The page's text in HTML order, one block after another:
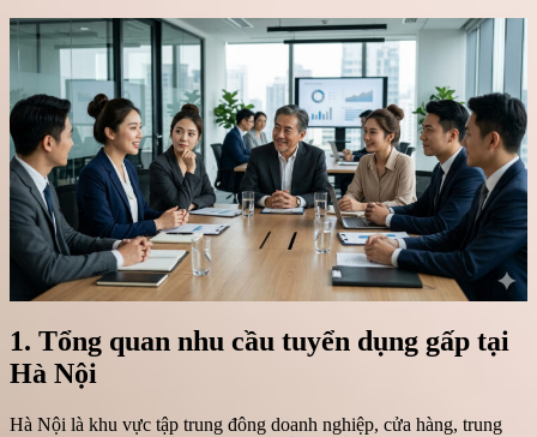
1. Tổng quan nhu cầu tuyển dụng gấp tại
Hà Nội
Hà Nội là khu vực tập trung đông doanh nghiệp, cửa hàng, trung